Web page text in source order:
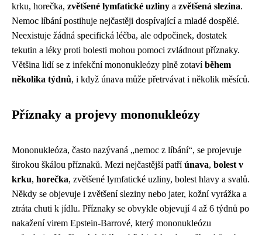
krku, horečka, zvětšené lymfatické uzliny a zvětšená slezina.
Nemoc líbání postihuje nejčastěji dospívající a mladé dospělé.
Neexistuje žádná specifická léčba, ale odpočinek, dostatek
tekutin a léky proti bolesti mohou pomoci zvládnout příznaky.
Většina lidí se z infekční mononukleózy plně zotavíběhem
několika týdnů, i když únava může přetrvávat i několik měsíců.
Příznaky a projevy mononukleózy
Mononukleóza, často nazývaná „nemoc z líbání“, se projevuje
širokou škálou příznaků. Mezi nejčastější patříúnava, bolest v
krku, horečka, zvětšené lymfatické uzliny, bolest hlavy a svalů.
Někdy se objevuje i zvětšení sleziny nebo jater, kožní vyrážka a
ztráta chuti k jídlu. Příznaky se obvykle objevují 4 až 6 týdnů po
nakažení virem Epstein-Barrové, který mononukleózu